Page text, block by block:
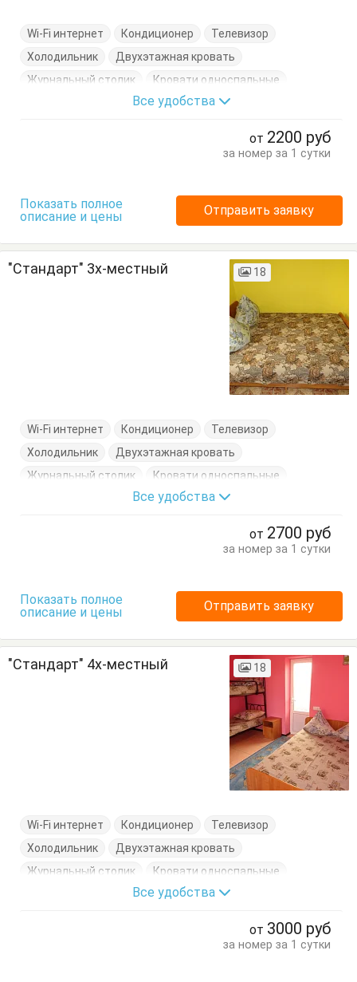
Wi-Fi интернет Кондиционер
Телевизор
Холодильник
Двухэтажная кровать
Журнальный столик
Кровати односпальные
Кровать двуспальная
Пуфик Стол
Все удобства
от 2200 руб
за номер за 1 сутки
Показать полное
описание и цены
Отправить заявку
"Стандарт" 3х-местный 18
Wi-Fi интернет Кондиционер
Телевизор
Холодильник
Двухэтажная кровать
Журнальный столик
Кровати односпальные
Кровать двуспальная
Пуфик Стол
Все удобства
от 2700 руб
за номер за 1 сутки
Показать полное
описание и цены
Отправить заявку
"Стандарт" 4х-местный 18
Wi-Fi интернет Кондиционер
Телевизор
Холодильник
Двухэтажная кровать
Журнальный столик
Кровати односпальные
Кровать двуспальная
Стол Стулья
Все удобства
от 3000 руб
за номер за 1 сутки